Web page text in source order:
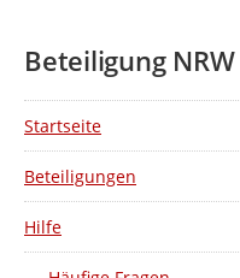
Beteiligung NRW
Startseite
Beteiligungen
Hilfe